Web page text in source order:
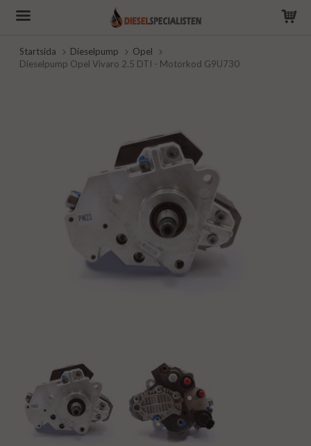
Startsida Dieselpump
Opel
Dieselpump Opel Vivaro 2.5 DTI - Motorkod G9U730